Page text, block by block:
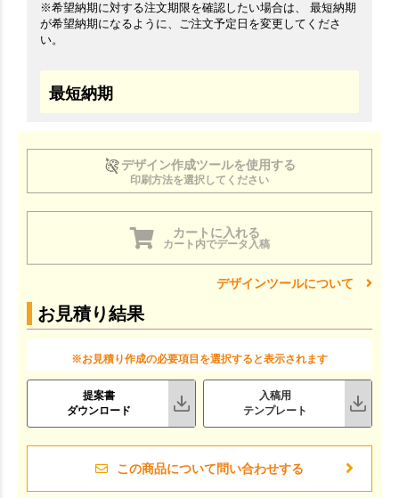
※希望納期に対する注文期限を確認したい場合は、 最短納期
が希望納期になるように、ご注文予定日を変更してくださ
い。
最短納期
デザイン作成ツールを使用する
印刷方法を選択してください
カートに入れる
カート内でデータ入稿
デザインツールについて
お見積り結果
※お見積り作成の必要項目を選択すると表示されます
提案書
ダウンロード
入稿用
テンプレート
この商品について問い合わせする